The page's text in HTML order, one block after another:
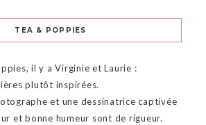
TEA & POPPIES
il y a Virginie et Laurie :
plutôt inspirées.
et une dessinatrice captivée
et bonne humeur sont de rigueur.